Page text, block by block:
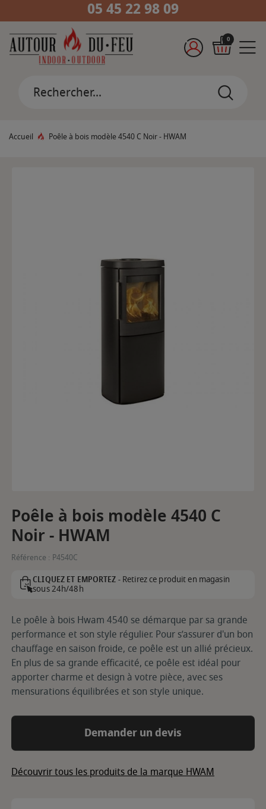
05 45 22 98 09
0
Accueil Poêle à bois modèle 4540 C Noir - HWAM
Poêle à bois modèle 4540 C
Noir - HWAM
Référence : P4540C
CLIQUEZ ET EMPORTEZ -Retirez ce produit en magasin
sous 24h/48h
Le poêle à bois Hwam 4540 se démarque par sa grande
performance et son style régulier. Pour s’assurer d'un bon
chauffage en saison froide, ce poêle est un allié précieux.
En plus de sa grande efficacité, ce poêle est idéal pour
apporter charme et design à votre pièce, avec ses
mensurations équilibrées et son style unique.
Demander un devis
Découvrir tous les produits de la marque HWAM